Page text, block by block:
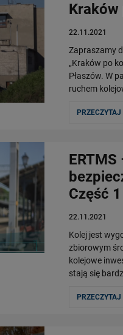
22.11.2021
Zapraszamy
„Kraków po
Płaszów. W
ruchem
PRZECZYTAJ
Część 1
22.11.2021
Kolej jest
zbiorowym
kolejowe
stają się
PRZECZYTAJ